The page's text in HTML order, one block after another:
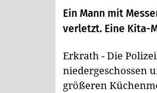
Ein Mann mit
verletzt. Eine Kita-
Erkrath - Die
niedergeschossen
größeren